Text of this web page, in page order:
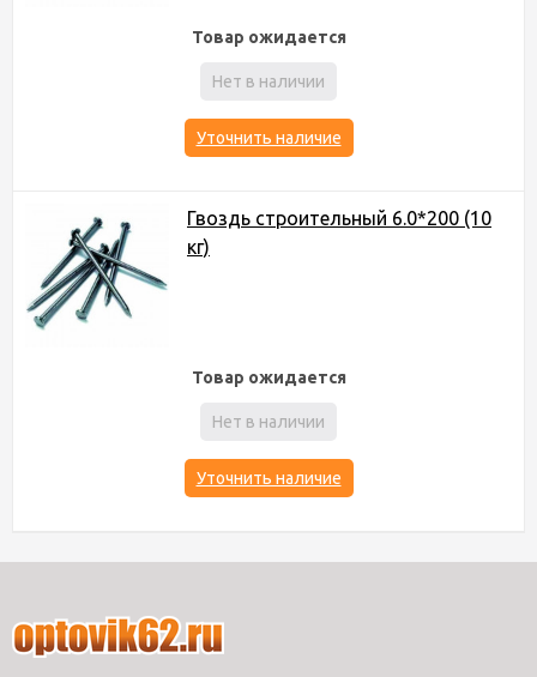
Товар ожидается
Нет в наличии
Уточнить наличие
Гвоздь строительный 6.0*200 (10
кг)
Товар ожидается
Нет в наличии
Уточнить наличие